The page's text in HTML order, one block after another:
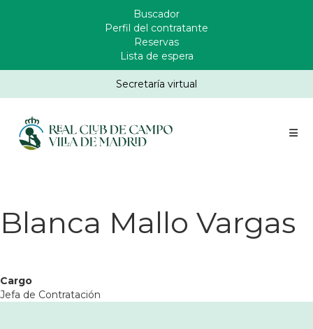
Enlaces
Header
Buscador
Perfil del contratante
Reservas
Lista de espera
Secretaría virtual
Blanca Mallo Vargas
Cargo
Jefa de Contratación